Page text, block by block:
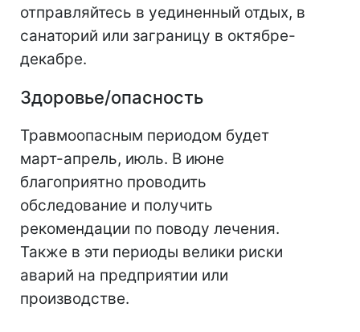
отправляйтесь в уединенный отдых, в
санаторий или заграницу в октябре-
декабре.
Здоровье/опасность
Травмоопасным периодом будет
март-апрель, июль. В июне
благоприятно проводить
обследование и получить
рекомендации по поводу лечения.
Также в эти периоды велики риски
аварий на предприятии или
производстве.